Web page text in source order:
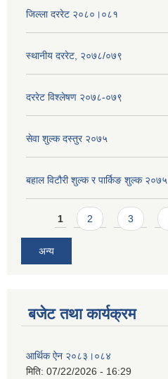
जिल्ला दररेट २०८०।०८१
स्थानीय दररेट, २०७८/०७९
दररेट विश्लेषण २०७८-०७९
सेवा शुल्क दस्तुर २०७५
बहाल विटौरी शुल्क र पार्किङ शुल्क २०७५
Pages
1 2 3
अन्य
बजेट तथा कार्यक्रम
आर्थिक ऐन २०८३।०८४
मिति: 07/22/2026 - 16:29